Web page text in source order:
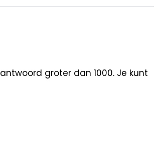
groter dan 1000. Je kunt